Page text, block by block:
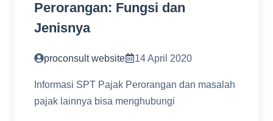
Perorangan: Fungsi dan
Jenisnya
proconsult website 14 April 2020
Informasi SPT Pajak Perorangan dan masalah
pajak lainnya bisa menghubungi